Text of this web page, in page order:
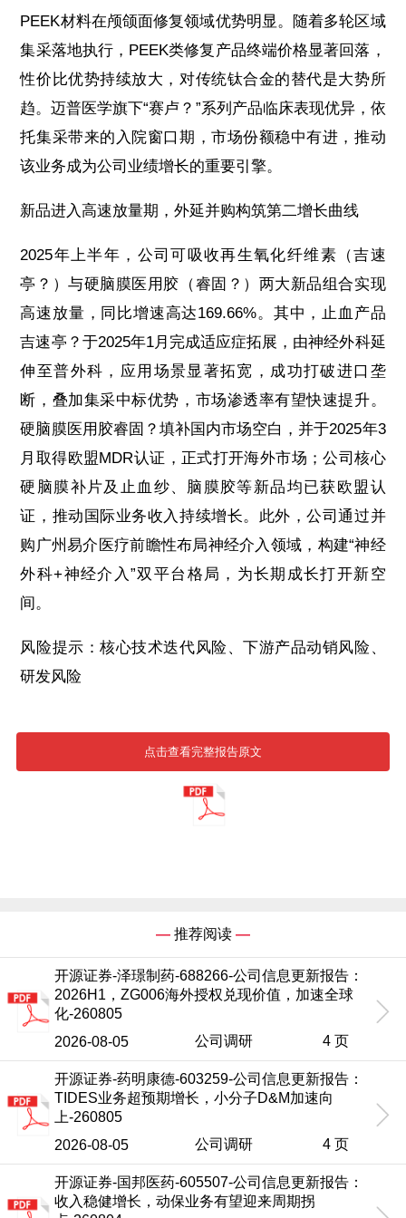
PEEK材料在颅颌面修复领域优势明显。随着多轮区域
集采落地执行，PEEK类修复产品终端价格显著回落，
性价比优势持续放大，对传统钛合金的替代是大势所
趋。迈普医学旗下“赛卢？”系列产品临床表现优异，依
托集采带来的入院窗口期，市场份额稳中有进，推动
该业务成为公司业绩增长的重要引擎。
新品进入高速放量期，外延并购构筑第二增长曲线
2025年上半年，公司可吸收再生氧化纤维素（吉速
亭？）与硬脑膜医用胶（睿固？）两大新品组合实现
高速放量，同比增速高达169.66%。其中，止血产品
吉速亭？于2025年1月完成适应症拓展，由神经外科延
伸至普外科，应用场景显著拓宽，成功打破进口垄
断，叠加集采中标优势，市场渗透率有望快速提升。
硬脑膜医用胶睿固？填补国内市场空白，并于2025年3
月取得欧盟MDR认证，正式打开海外市场；公司核心
硬脑膜补片及止血纱、脑膜胶等新品均已获欧盟认
证，推动国际业务收入持续增长。此外，公司通过并
购广州易介医疗前瞻性布局神经介入领域，构建“神经
外科+神经介入”双平台格局，为长期成长打开新空
间。
风险提示：核心技术迭代风险、下游产品动销风险、
研发风险
点击查看完整报告原文
— 推荐阅读 —
开源证券-泽璟制药-688266-公司信息更新报告：
2026H1，ZG006海外授权兑现价值，加速全球
化-260805
2026-08-05
公司调研 4 页
开源证券-药明康德-603259-公司信息更新报告：
TIDES业务超预期增长，小分子D&M加速向
上-260805
2026-08-05
公司调研 4 页
开源证券-国邦医药-605507-公司信息更新报告：
收入稳健增长，动保业务有望迎来周期拐